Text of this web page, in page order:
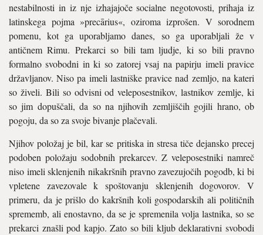
nestabilnosti in iz nje izhajajoče socialne negotovosti, prihaja iz
latinskega pojma »precārius«, oziroma izprošen. V sorodnem
pomenu, kot ga uporabljamo danes, so ga uporabljali že v
antičnem Rimu. Prekarci so bili tam ljudje, ki so bili pravno
formalno svobodni in ki so zatorej vsaj na papirju imeli pravice
državljanov. Niso pa imeli lastniške pravice nad zemljo, na kateri
so živeli. Bili so odvisni od veleposestnikov, lastnikov zemlje, ki
so jim dopuščali, da so na njihovih zemljiščih gojili hrano, ob
pogoju, da so za svoje bivanje plačevali.
Njihov položaj je bil, kar se pritiska in stresa tiče dejansko precej
podoben položaju sodobnih prekarcev. Z veleposestniki namreč
niso imeli sklenjenih nikakršnih pravno zavezujočih pogodb, ki bi
vpletene zavezovale k spoštovanju sklenjenih dogovorov. V
primeru, da je prišlo do kakršnih koli gospodarskih ali političnih
sprememb, ali enostavno, da se je spremenila volja lastnika, so se
prekarci znašli pod kapjo. Zato so bili kljub deklarativni svobodi